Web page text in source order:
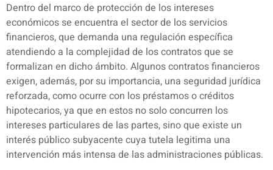
Dentro del marco de protección de los intereses
económicos se encuentra el sector de los servicios
financieros, que demanda una regulación específica
atendiendo a la complejidad de los contratos que se
formalizan en dicho ámbito. Algunos contratos financieros
exigen, además, por su importancia, una seguridad jurídica
reforzada, como ocurre con los préstamos o créditos
hipotecarios, ya que en estos no solo concurren los
intereses particulares de las partes, sino que existe un
interés público subyacente cuya tutela legitima una
intervención más intensa de las administraciones públicas.